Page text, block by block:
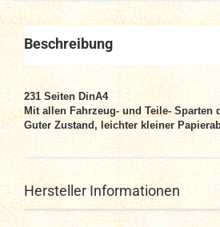
Beschreibung
231 Seiten DinA4
Mit allen Fahrzeug- und Teile- Sparten
Guter Zustand, leichter kleiner
Hersteller Informationen